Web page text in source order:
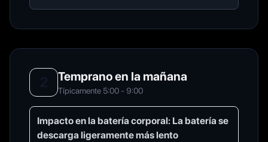
Temprano en la mañana
Típicamente 5:00 - 9:00
Impacto en la batería corporal: La batería se
descarga ligeramente más lento